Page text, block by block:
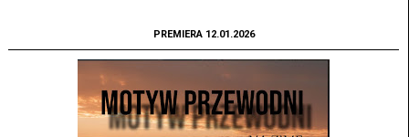
PREMIERA 12.01.2026